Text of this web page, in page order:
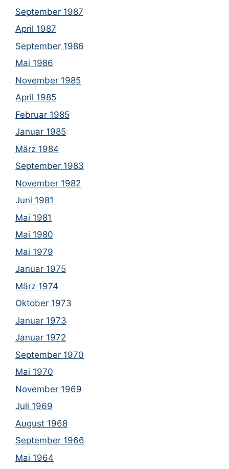
September 1987
April 1987
September 1986
Mai 1986
November 1985
April 1985
Februar 1985
Januar 1985
März 1984
September 1983
November 1982
Juni 1981
Mai 1981
Mai 1980
Mai 1979
Januar 1975
März 1974
Oktober 1973
Januar 1973
Januar 1972
September 1970
Mai 1970
November 1969
Juli 1969
August 1968
September 1966
Mai 1964